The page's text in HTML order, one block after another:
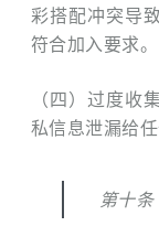
彩搭配冲突导
符合加入要求。
（四）过度
私信息泄漏给
第十